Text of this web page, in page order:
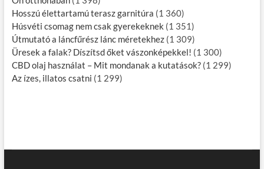
Hosszú élettartamú terasz garnitúra (1 360)
Húsvéti csomag nem csak gyerekeknek (1 351)
Útmutató a láncfűrész lánc méretekhez (1 309)
Üresek a falak? Díszítsd őket vászonképekkel! (1 300)
CBD olaj használat – Mit mondanak a kutatások? (1 299)
Az ízes, illatos csatni (1 299)